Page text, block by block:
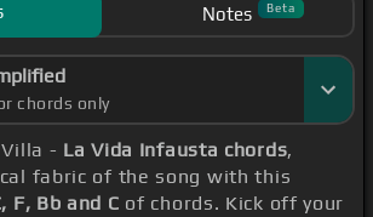
Notes Beta
chords only
- La Vida Infausta chords,
fabric of the song with this
F, Bb and C of chords. Kick off your